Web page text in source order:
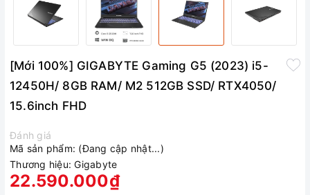
[Mới 100%] GIGABYTE Gaming G5 (2023) i5-
12450H/ 8GB RAM/ M2 512GB SSD/ RTX4050/
15.6inch FHD
Đánh giá
Mã sản phẩm: (Đang cập nhật...)
Thương hiệu: Gigabyte
22.590.000₫